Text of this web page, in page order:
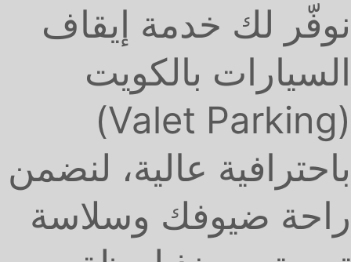
نوفّر لك خدمة إيقاف
السيارات بالكويت
(Valet Parking)
باحترافية عالية، لنضمن
راحة ضيوفك وسلاسة